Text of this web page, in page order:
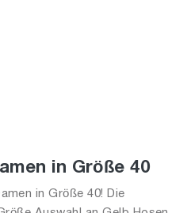
in Größe 40
in Größe 40! Die